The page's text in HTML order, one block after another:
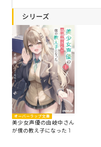
シリーズ
オーバーラップ文庫
美少女声優の由岐中さん
が僕の教え子になった 1